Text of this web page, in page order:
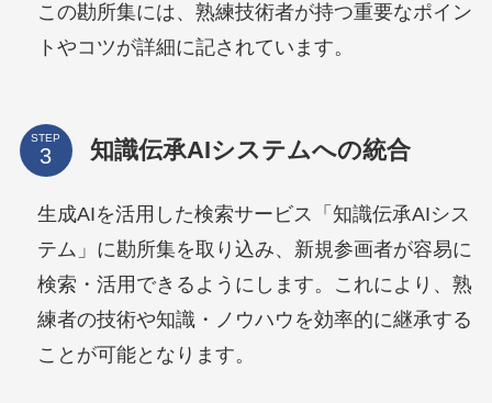
この勘所集には、熟練技術者が持つ重要なポイン
トやコツが詳細に記されています。
STEP 知識伝承AIシステムへの統合
生成AIを活用した検索サービス「知識伝承AIシス
テム」に勘所集を取り込み、新規参画者が容易に
検索・活用できるようにします。これにより、熟
練者の技術や知識・ノウハウを効率的に継承する
ことが可能となります。